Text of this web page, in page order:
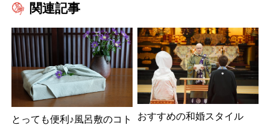
関連記事
とっても便利♪風呂敷のコト
おすすめの和婚スタイル